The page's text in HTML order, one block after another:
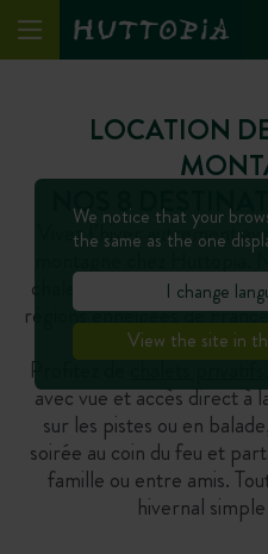
LOCATION
NOS 8
Vivez l’hiver autrement
montagne chez Huttopia.
chalets en bois vous
régions enneigées de
Profitez dechalets privatifs
avec vue et accès direct à
sur les pistes ou en
soirée au coin du feu et
famille ou entre amis.
hivernal
We notice that your
the same as the one
I change
View the site in